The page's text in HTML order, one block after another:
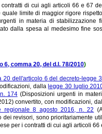
di cui agli articoli 66 e 67
limite di maggior rigore
in materia di stabilizzazione
dalla spesa al medesimo fine
6, comma 20, del d.l. 78/2010)
20 dell'articolo 6 del decreto-legge
dalla legge 30 luglio
174(Disposizioni urgenti in
convertito, con modificazioni,
regionale 8 agosto 2016, n. 22
revisori, sono prioritariamente
per i contratti di cui agli articoli 66